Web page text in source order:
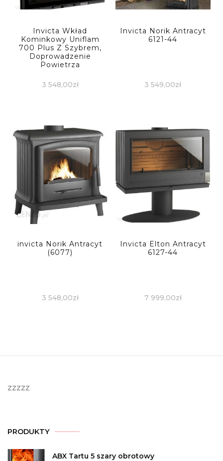
Invicta Wkład
Kominkowy Uniflam
700 Plus Z Szybrem,
Doprowadzenie
Powietrza
3 548,00zł
Invicta Norik Antracyt
6121-44
3 549,00zł
invicta Norik Antracyt
(6077)
3 548,00zł
Invicta Elton Antracyt
6127-44
7 999,00zł
zzzzz
PRODUKTY
ABX Tartu 5 szary obrotowy